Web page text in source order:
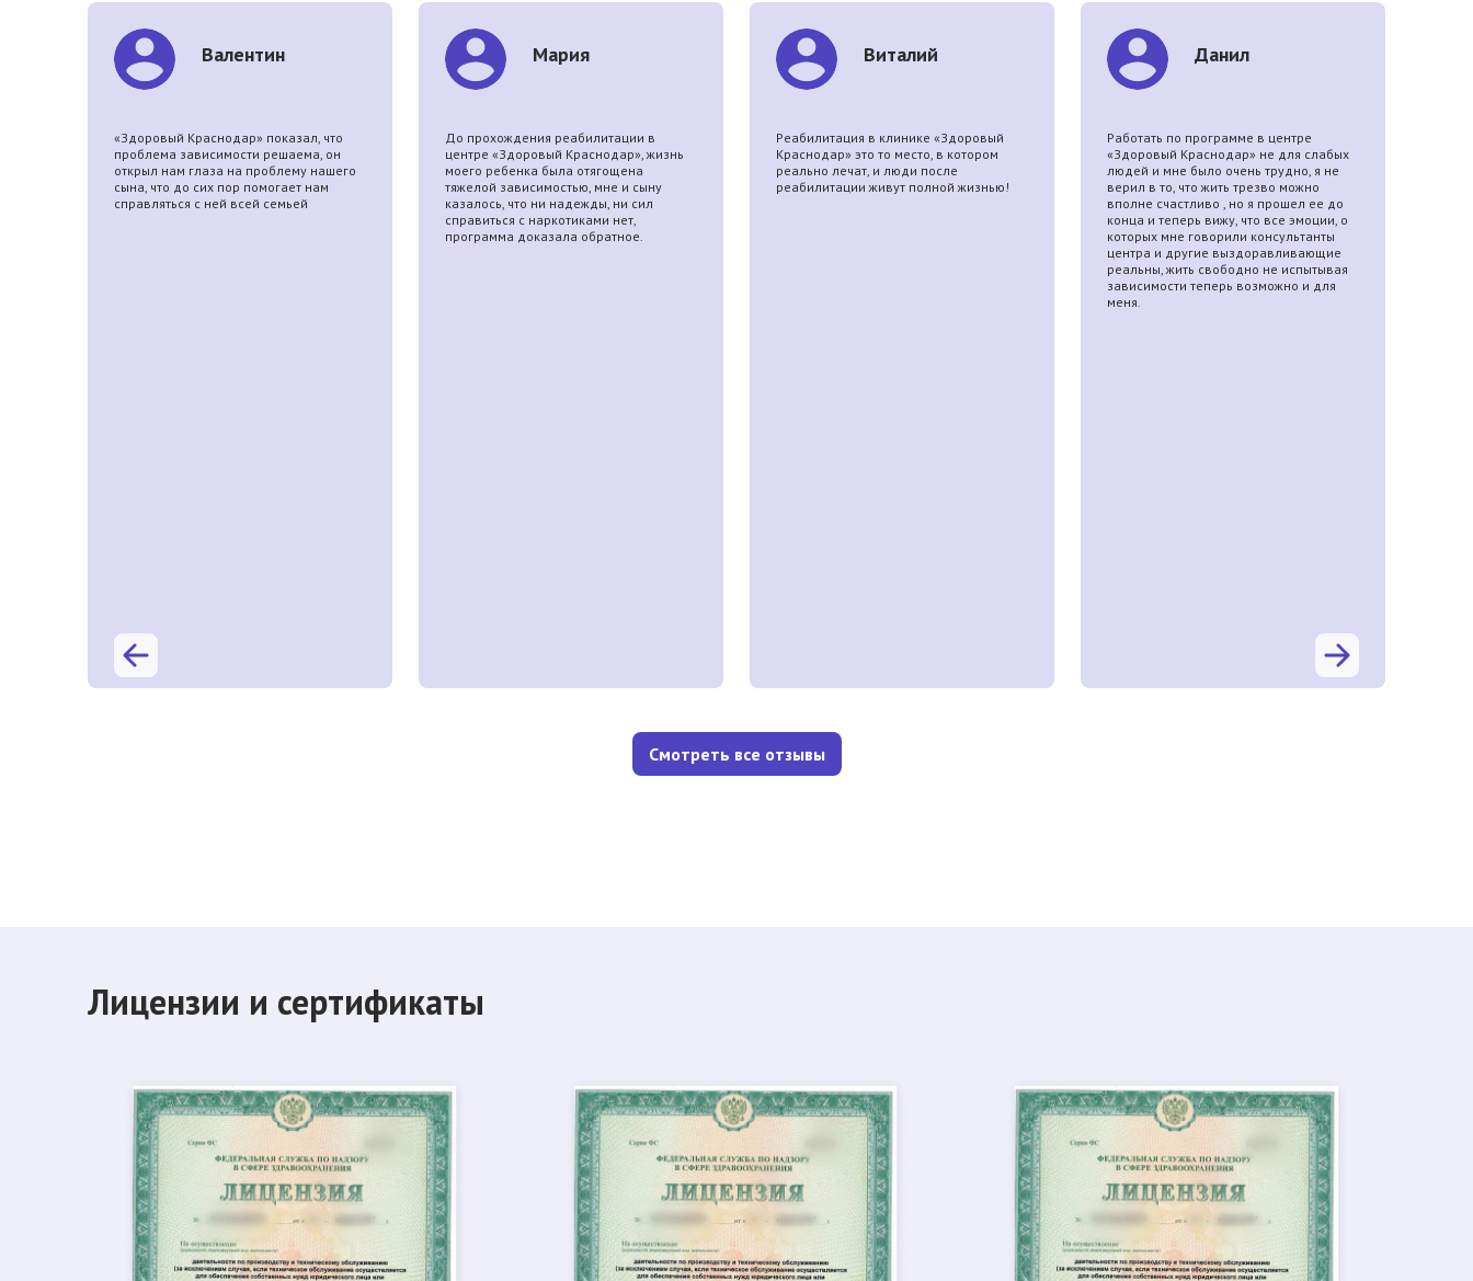
Валентин
«Здоровый Краснодар» показал, что
проблема зависимости решаема, он
открыл нам глаза на проблему нашего
сына, что до сих пор помогает нам
справляться с ней всей семьей
Мария
До прохождения реабилитации в
центре «Здоровый Краснодар», жизнь
моего ребенка была отягощена
тяжелой зависимостью, мне и сыну
казалось, что ни надежды, ни сил
справиться с наркотиками нет,
программа доказала обратное.
Виталий
Реабилитация в клинике «Здоровый
Краснодар» это то место, в котором
реально лечат, и люди после
реабилитации живут полной жизнью!
Данил
Работать по программе в центре
«Здоровый Краснодар» не для слабых
людей и мне было очень трудно, я не
верил в то, что жить трезво можно
вполне счастливо , но я прошел ее до
конца и теперь вижу, что все эмоции, о
которых мне говорили консультанты
центра и другие выздоравливающие
реальны, жить свободно не испытывая
зависимости теперь возможно и для
меня.
Смотреть все отзывы
Лицензии и сертификаты